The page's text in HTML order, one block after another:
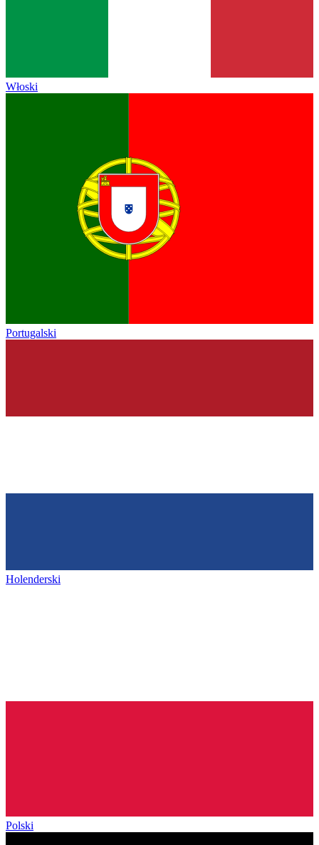
Włoski
Portugalski
Holenderski
Polski